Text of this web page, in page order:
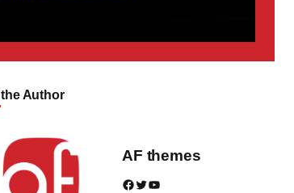
Author
AF themes
Facebook Twitter YouTube